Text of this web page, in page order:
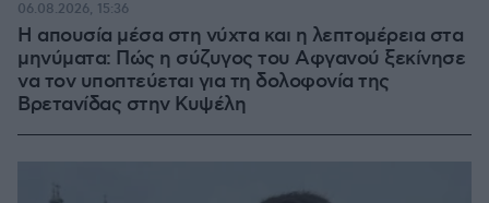
Η απουσία μέσα στη νύχτα και η λεπτομέρεια στα
μηνύματα: Πώς η σύζυγος του Αφγανού ξεκίνησε
να τον υποπτεύεται για τη δολοφονία της
Βρετανίδας στην Κυψέλη
06.08.2026, 15:36